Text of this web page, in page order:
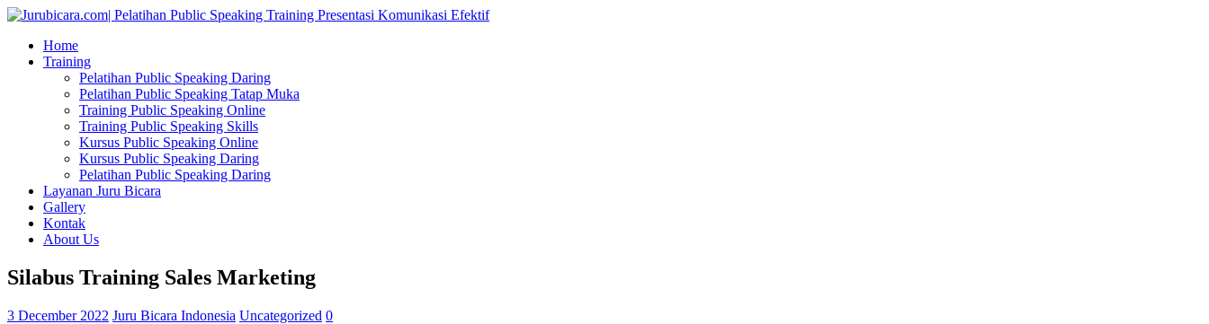
Home
Training
Pelatihan Public Speaking Daring
Pelatihan Public Speaking Tatap Muka
Training Public Speaking Online
Training Public Speaking Skills
Kursus Public Speaking Online
Kursus Public Speaking Daring
Pelatihan Public Speaking Daring
Layanan Juru Bicara
Gallery
Kontak
About Us
Silabus Training Sales Marketing
3 December 2022 Juru Bicara Indonesia Uncategorized 0